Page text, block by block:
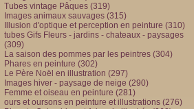
Tubes vintage Pâques (319)
Images animaux sauvages (315)
Illusion d'optique et perception en peinture (310)
tubes Gifs Fleurs - jardins - chateaux - paysages
(309)
La saison des pommes par les peintres (304)
Phares en peinture (302)
Le Père Noël en illustration (297)
Images hiver - paysage de neige (290)
Femme et oiseau en peinture (281)
ours et oursons en peinture et illustrations (276)